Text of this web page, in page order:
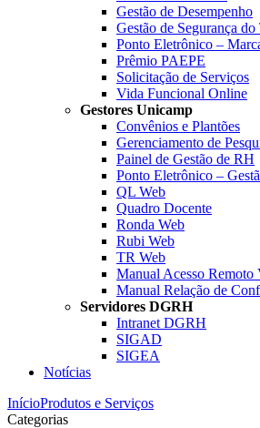
Gestão de Desempenho
Gestão de Segurança
Ponto Eletrônico –
Prêmio PAEPE
Solicitação de Serviços
Vida Funcional Online
Gestores Unicamp
Convênios e Plantões
Gerenciamento de
Painel de Gestão de RH
Ponto Eletrônico –
QL Web
Quadro Docente
Ronda Web
Rubi Web
TR Web
Manual Acesso Remoto
Manual Relação de
Servidores DGRH
Intranet DGRH
SIGAD
SIGEA
Notícias
InícioProdutos e Serviços
Categorias